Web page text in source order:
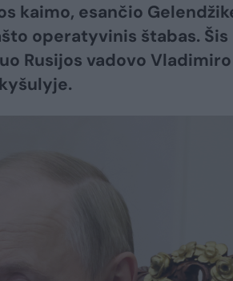
kaimo, esančio
operatyvinis štabas. Šis
Rusijos vadovo Vladimiro